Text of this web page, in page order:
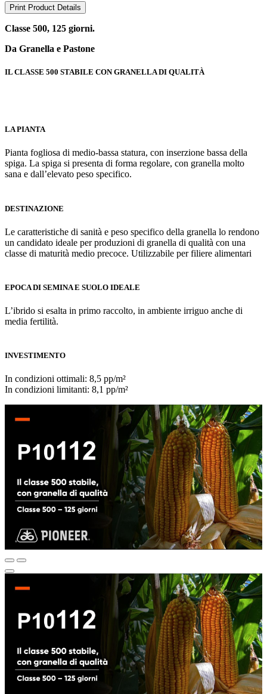
Print Product Details
Classe 500, 125 giorni.
Da Granella e Pastone
IL CLASSE 500 STABILE CON GRANELLA DI QUALITÀ
LA PIANTA
Pianta fogliosa di medio-bassa statura, con inserzione bassa della
spiga. La spiga si presenta di forma regolare, con granella molto
sana e dall’elevato peso specifico.
DESTINAZIONE
Le caratteristiche di sanità e peso specifico della granella lo rendono
un candidato ideale per produzioni di granella di qualità con una
classe di maturità medio precoce. Utilizzabile per filiere alimentari
EPOCA DI SEMINA E SUOLO IDEALE
L’ibrido si esalta in primo raccolto, in ambiente irriguo anche di
media fertilità.
INVESTIMENTO
In condizioni ottimali: 8,5 pp/m²
In condizioni limitanti: 8,1 pp/m²